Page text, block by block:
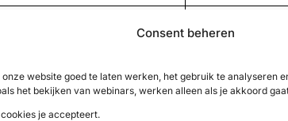
Consent beheren
website goed te laten werken, het gebruik te analyseren
het bekijken van webinars, werken alleen als je akkoord
je accepteert.
ontvangst